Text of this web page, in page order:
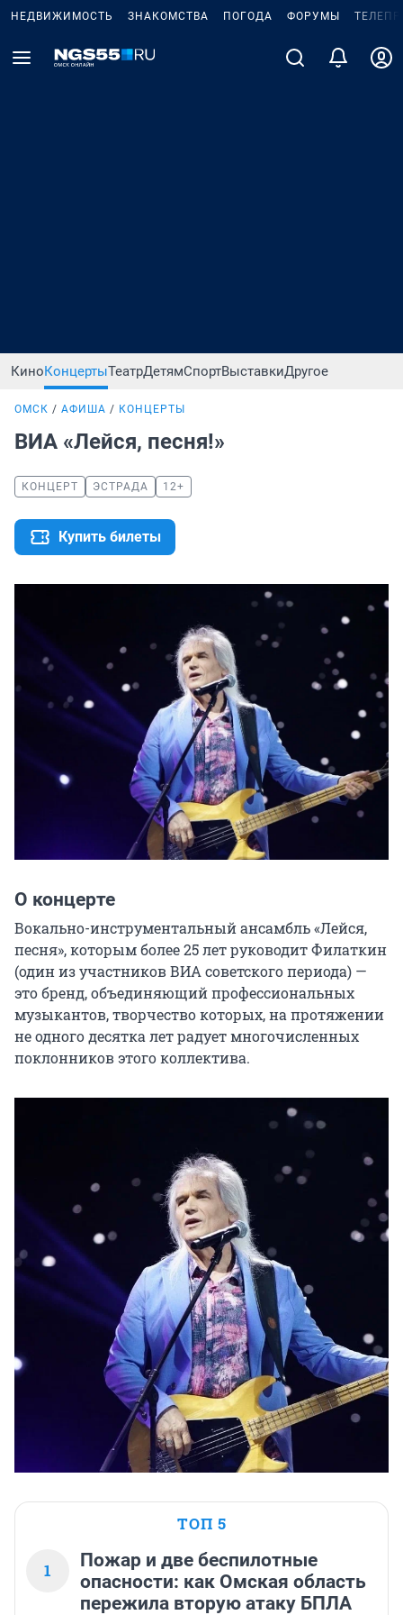
НЕДВИЖИМОСТЬ ЗНАКОМСТВА ПОГОДА ФОРУМЫ
КиноКонцертыТеатрДетямСпортВыставкиДругое
ОМСК АФИША КОНЦЕРТЫ
ВИА «Лейся, песня!»
КОНЦЕРТ ЭСТРАДА 12+
Купить билеты
О концерте
Вокально-инструментальный ансамбль «Лейся,
песня», которым более 25 лет руководит Филаткин
(один из участников ВИА советского периода) —
это бренд, объединяющий профессиональных
музыкантов, творчество которых, на протяжении
не одного десятка лет радует многочисленных
поклонников этого коллектива.
ТОП 5
1
Пожар и две беспилотные
опасности: как Омская область
пережила вторую атаку БПЛА